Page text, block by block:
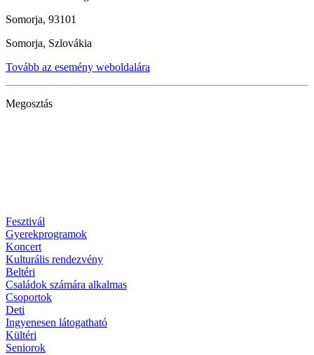
Somorja, 93101
Somorja, Szlovákia
Tovább az esemény weboldalára
Megosztás
Fesztivál
Gyerekprogramok
Koncert
Kulturális rendezvény
Beltéri
Családok számára alkalmas
Csoportok
Deti
Ingyenesen látogatható
Kültéri
Seniorok